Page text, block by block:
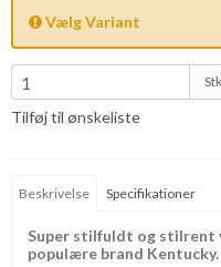
Vælg Variant
Stk
Tilføj til ønskeliste
Beskrivelse Specifikationer
Super stilfuldt og stilrent
populære brand Kentucky.